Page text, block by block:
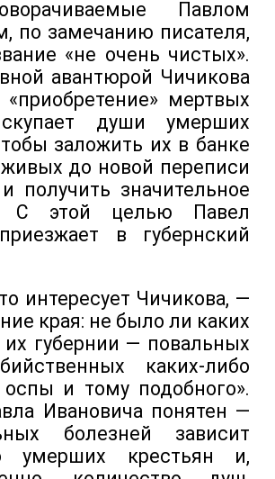
Павлом
по замечанию писателя,
«не очень чистых».
авантюрой Чичикова
«приобретение» мертвых
души умерших
заложить их в банке
живых до новой переписи
получить значительное
С этой целью Павел
в губернский
интересует Чичикова, —
края: не было ли каких
их губернии — повальных
каких-либо
оспы и тому подобного».
Ивановича понятен —
болезней зависит
умерших крестьян и,